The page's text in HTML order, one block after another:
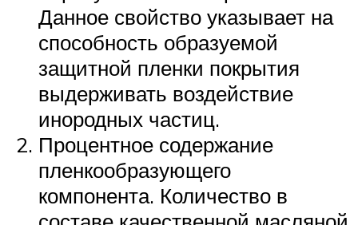
Данное свойство указывает на
способность образуемой
защитной пленки покрытия
выдерживать воздействие
инородных частиц.
Процентное содержание
пленкообразующего
компонента. Количество в